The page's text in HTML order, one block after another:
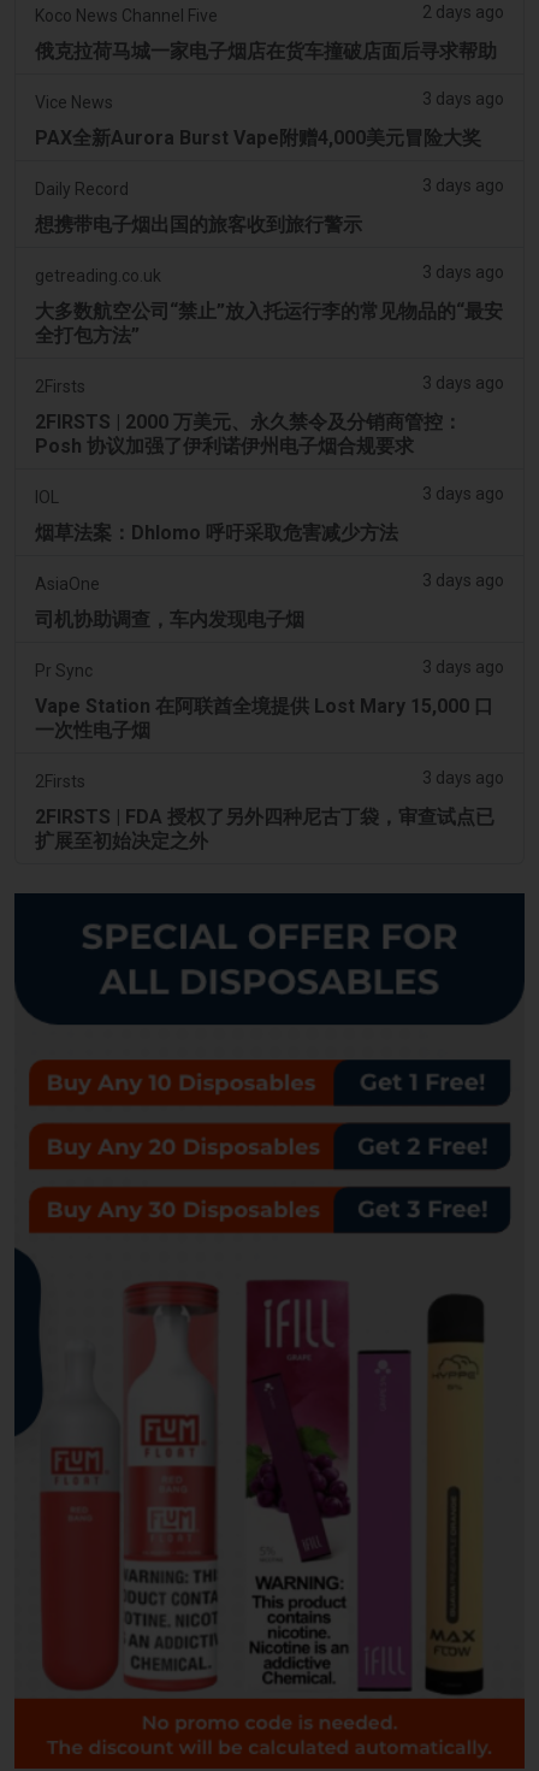
Koco News Channel Five 2 days ago
俄克拉荷马城一家电子烟店在货车撞破店面后寻求帮助
Vice News 3 days ago
PAX全新Aurora Burst Vape附赠4,000美元冒险大奖
Daily Record 3 days ago
想携带电子烟出国的旅客收到旅行警示
getreading.co.uk 3 days ago
大多数航空公司“禁止”放入托运行李的常见物品的“最安
全打包方法”
2Firsts 3 days ago
2FIRSTS | 2000 万美元、永久禁令及分销商管控：
Posh 协议加强了伊利诺伊州电子烟合规要求
IOL 3 days ago
烟草法案：Dhlomo 呼吁采取危害减少方法
AsiaOne 3 days ago
司机协助调查，车内发现电子烟
Pr Sync 3 days ago
Vape Station 在阿联酋全境提供 Lost Mary 15,000 口
一次性电子烟
2Firsts 3 days ago
2FIRSTS | FDA 授权了另外四种尼古丁袋，审查试点已
扩展至初始决定之外